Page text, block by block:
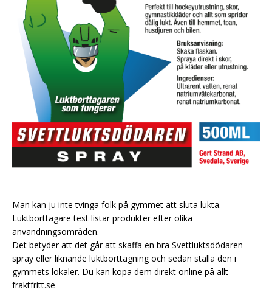
Man kan ju inte tvinga folk på gymmet att sluta lukta.
Luktborttagare test listar produkter efter olika
användningsområden.
Det betyder att det går att skaffa en bra Svettluktsdödaren
spray eller liknande luktborttagning och sedan ställa den i
gymmets lokaler. Du kan köpa dem direkt online på allt-
fraktfritt.se